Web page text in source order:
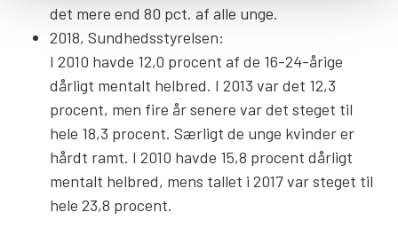
det mere end 80 pct. af alle unge.
2018, Sundhedsstyrelsen:
I 2010 havde 12,0 procent af de 16-24-årige
dårligt mentalt helbred. I 2013 var det 12,3
procent, men fire år senere var det steget til
hele 18,3 procent. Særligt de unge kvinder er
hårdt ramt. I 2010 havde 15,8 procent dårligt
mentalt helbred, mens tallet i 2017 var steget til
hele 23,8 procent.